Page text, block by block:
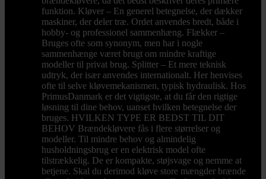
funktion. Kløver – En generel betegnelse, der dækker
maskiner, der deler træ. Ordet anvendes bredt, både i
hobby- og professionel sammenhæng. Flækker –
Bruges ofte som synonym, men har i nogle
sammenhænge været brugt om mindre kraftige
modeller til privat brug. Splitter – Et mere teknisk
udtryk, der især anvendes internationalt. Her henvises
ofte til selve kløvemekanismen, typisk hydraulisk. Hos
PrimusDanmark er det vigtigste, at du får den rigtige
løsning til dine behov, uanset hvilken betegnelse der
bruges. HVILKEN TYPE ER BEDST TIL DIT
BEHOV Brændekløvere fås i flere størrelser og
modeller. Til mindre behov og almindelig
husholdningsbrug er en elektrisk model ofte
tilstrækkelig. De er kompakte, støjsvage og nemme at
betjene. Skal du derimod kløve store mængder brænde